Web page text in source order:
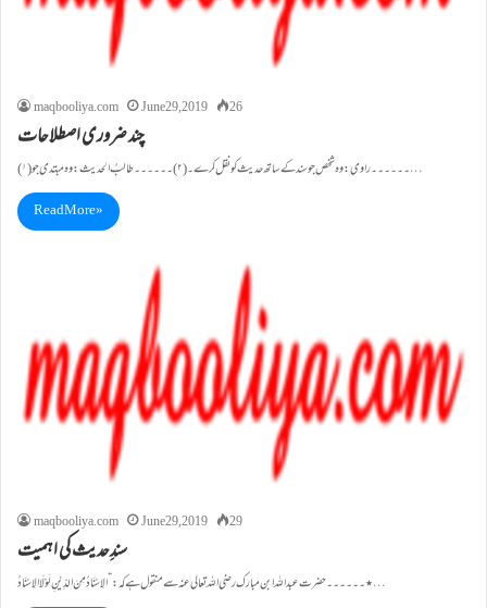
maqbooliya.com June 29, 2019 26
چند ضروری اصطلاحات
(۱)۔۔۔۔۔۔راوی: وہ شخص جو سند کے ساتھ حدیث کو نقل کرے۔ (۲)۔۔۔۔۔۔طالبُ الحدیث: وہ مبتدی جو…
Read More »
maqbooliya.com June 29, 2019 29
سندِحدیث کی اہمیت
٭۔۔۔۔۔۔حضرت عبد اللہ ابن مبارک رضی اللہ تعالی عنہ سے منقول ہے کہ : ”الِاسْنَادُ مِنَ الدِّیْنِ لَوْ لَا الِاسْنَادُ…